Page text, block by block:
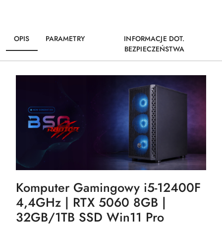
OPIS PARAMETRY
INFORMACJE DOT.
BEZPIECZEŃSTWA
Komputer Gamingowy i5-12400F
4,4GHz | RTX 5060 8GB |
32GB/1TB SSD Win11 Pro